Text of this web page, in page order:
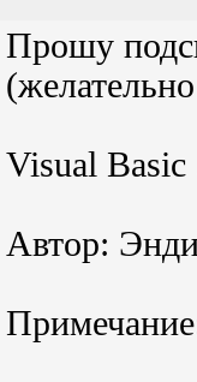
Прошу
Visual Basic
Автор: